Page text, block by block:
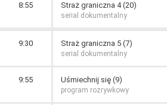
8:55 Straż graniczna 4 (20)
serial dokumentalny
9:30 Straż graniczna 5 (7)
serial dokumentalny
9:55 Uśmiechnij się (9)
program rozrywkowy